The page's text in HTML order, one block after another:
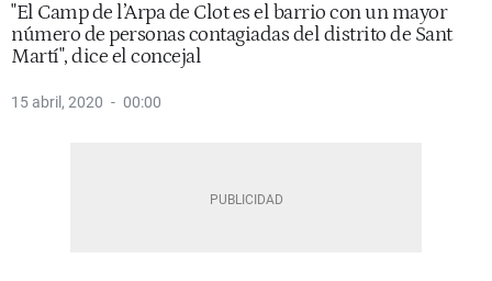
"El Camp de l’Arpa de Clot es el barrio con un mayor
número de personas contagiadas del distrito de Sant
Martí", dice el concejal
15 abril, 2020 00:00